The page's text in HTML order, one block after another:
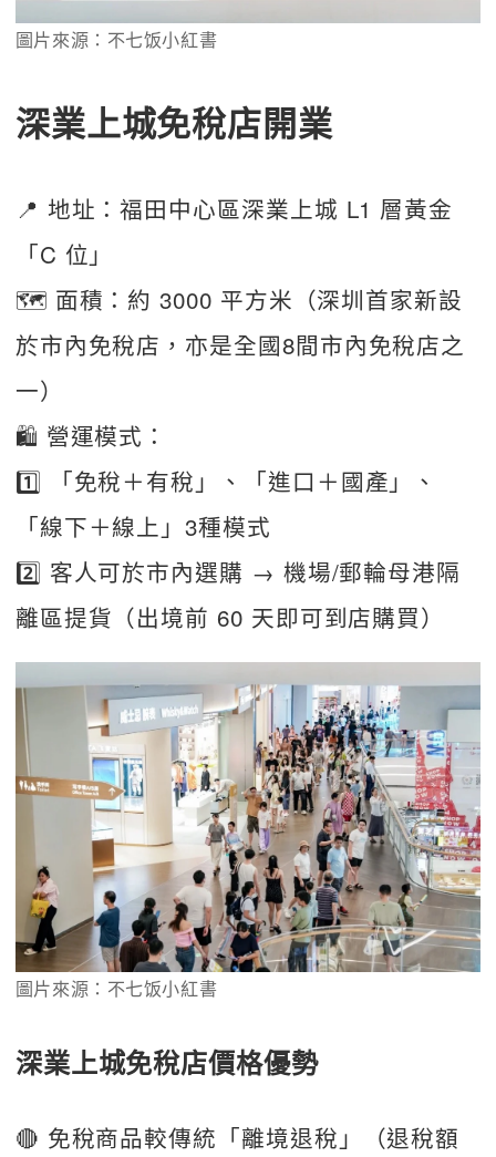
圖片來源：不七饭小紅書
深業上城免稅店開業
📍 地址：福田中心區深業上城 L1 層黃金
「C 位」
🗺️ 面積：約 3000 平方米（深圳首家新設
於市內免稅店，亦是全國8間市內免稅店之
一）
🛍️ 營運模式：
1️⃣ 「免稅＋有稅」、「進口＋國產」、
「線下＋線上」3種模式
2️⃣ 客人可於市內選購 → 機場/郵輪母港隔
離區提貨（出境前 60 天即可到店購買）
圖片來源：不七饭小紅書
深業上城免稅店價格優勢
🔴 免稅商品較傳統「離境退稅」（退稅額